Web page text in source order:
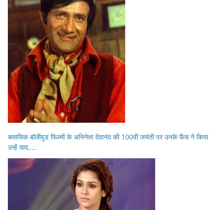
क्लासिक बॉलीवुड फिल्मों के अभिनेता देवानंद की 100वीं जयंती पर उनके फैंस ने किया
उन्हें याद…..